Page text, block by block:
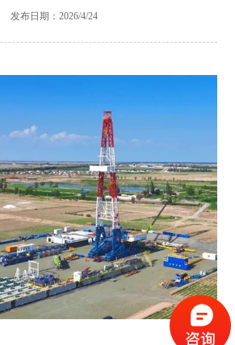
发布日期：2026/4/24